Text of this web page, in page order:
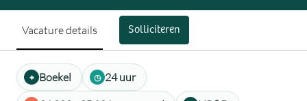
Vacature details Solliciteren
Boekel
24 uur